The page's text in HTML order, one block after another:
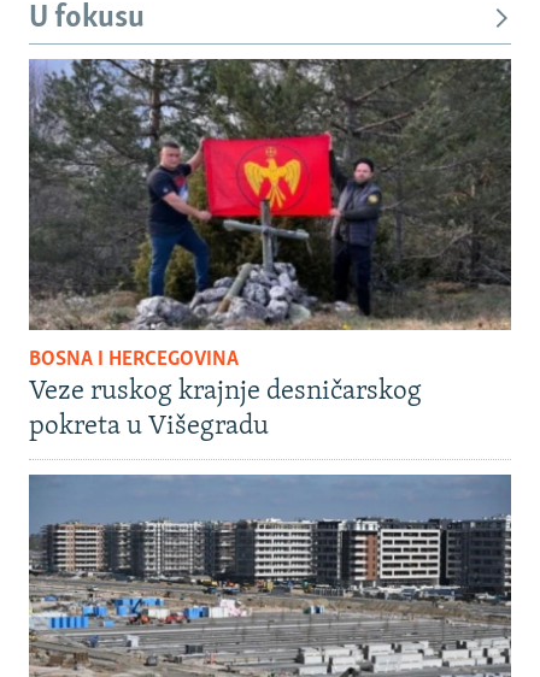
U fokusu
BOSNA I HERCEGOVINA
Veze ruskog krajnje desničarskog
pokreta u Višegradu